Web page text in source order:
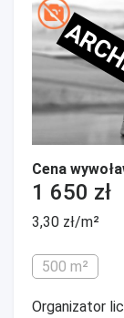
Cena
1 650 zł
3,30 zł/m²
500 m²
Organizator